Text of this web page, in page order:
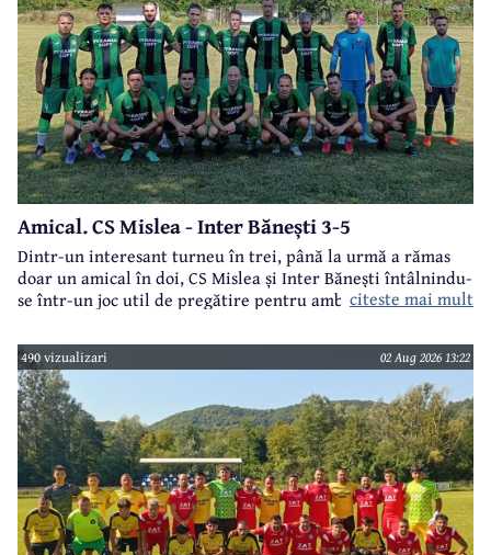
Amical. CS Mislea - Inter Bănești 3-5
Dintr-un interesant turneu în trei, până la urmă a rămas
doar un amical în doi, CS Mislea și Inter Bănești întâlnindu-
se într-un joc util de pregătire pentru ambele formații.
citeste mai mult
490 vizualizari 02 Aug 2026 13:22